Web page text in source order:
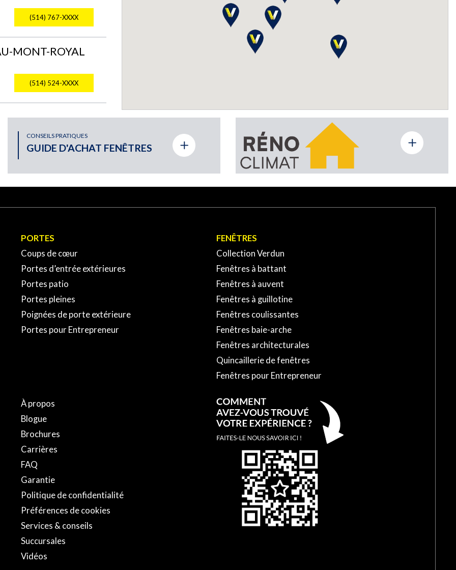
(514) 767-XXXX
MONT-ROYAL
(514) 524-XXXX
(514) 940-XXXX
(450) 416-XXXX
(450) 674-XXXX
LE-GRAND
(450) 653-XXXX
SUR-
(450) 741-XXXX
CONSEILS PRATIQUES
GUIDE D'ACHAT FENÊTRES
À propos
Blogue
Brochures
Carrières
FAQ
Garantie
Politique de confidentialité
Préférences de cookies
Services & conseils
Succursales
Vidéos
PORTES
Coups de cœur
Portes d’entrée extérieures
Portes patio
Portes pleines
Poignées de porte extérieure
Portes pour Entrepreneur
FENÊTRES
Collection Verdun
Fenêtres à battant
Fenêtres à auvent
Fenêtres à guillotine
Fenêtres coulissantes
Fenêtres baie-arche
Fenêtres architecturales
Quincaillerie de fenêtres
Fenêtres pour Entrepreneur